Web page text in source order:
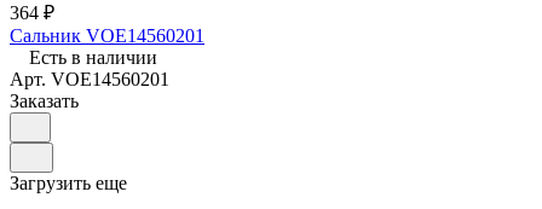
364 ₽
Сальник VOE14560201
Есть в наличии
Арт. VOE14560201
Заказать
Загрузить еще